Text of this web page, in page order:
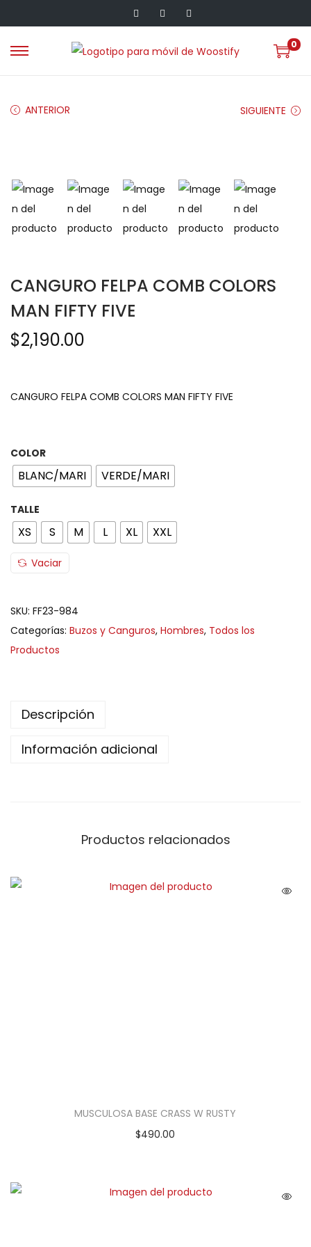
0
ANTERIOR SIGUIENTE
CANGURO FELPA COMB COLORS
MAN FIFTY FIVE
$2,190.00
CANGURO FELPA COMB COLORS MAN FIFTY FIVE
COLOR
BLANC/MARI VERDE/MARI
TALLE
XS S M L XL XXL
Vaciar
SKU: FF23-984
Categorías: Buzos y Canguros, Hombres, Todos los
Productos
Descripción
Información adicional
Productos relacionados
MUSCULOSA BASE CRASS W RUSTY
$490.00